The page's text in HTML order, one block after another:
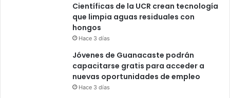
Científicas de la UCR crean tecnología
que limpia aguas residuales con
hongos
Hace 3 días
Jóvenes de Guanacaste podrán
capacitarse gratis para acceder a
nuevas oportunidades de empleo
Hace 3 días